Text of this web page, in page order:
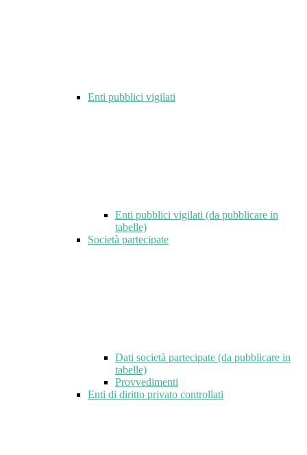
Enti pubblici vigilati
Enti pubblici vigilati (da pubblicare in
tabelle)
Società partecipate
Dati società partecipate (da pubblicare in
tabelle)
Provvedimenti
Enti di diritto privato controllati